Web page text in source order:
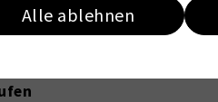
VERKAUFT
Alle ablehnen